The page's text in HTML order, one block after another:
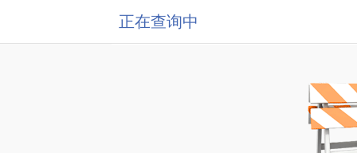
正在查询中